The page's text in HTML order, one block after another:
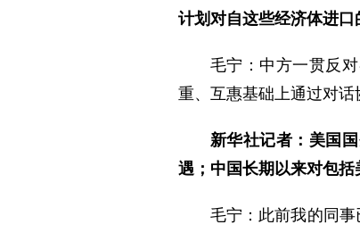
计划对自这些经济体进口
毛宁：中方一贯反
重、互惠基础上通过对话
新华社记者：美国
遇；中国长期以来对包
毛宁：此前我的同